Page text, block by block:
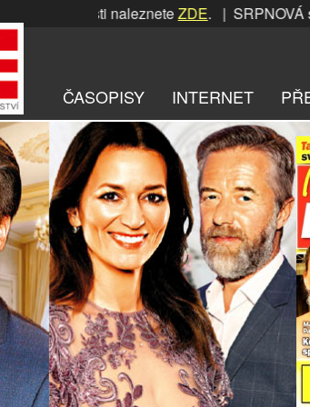
nalezneteZDE. | SRPNOVÁ soutěž!
ČASOPISY INTERNET